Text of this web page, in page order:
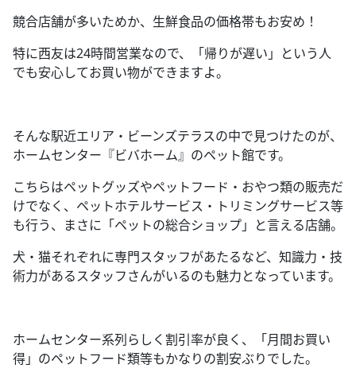
競合店舗が多いためか、生鮮食品の価格帯もお安め！
特に西友は24時間営業なので、「帰りが遅い」という人
でも安心してお買い物ができますよ。
そんな駅近エリア・ビーンズテラスの中で見つけたのが、
ホームセンター『ビバホーム』のペット館です。
こちらはペットグッズやペットフード・おやつ類の販売だ
けでなく、ペットホテルサービス・トリミングサービス等
も行う、まさに「ペットの総合ショップ」と言える店舗。
犬・猫それぞれに専門スタッフがあたるなど、知識力・技
術力があるスタッフさんがいるのも魅力となっています。
ホームセンター系列らしく割引率が良く、「月間お買い
得」のペットフード類等もかなりの割安ぶりでした。